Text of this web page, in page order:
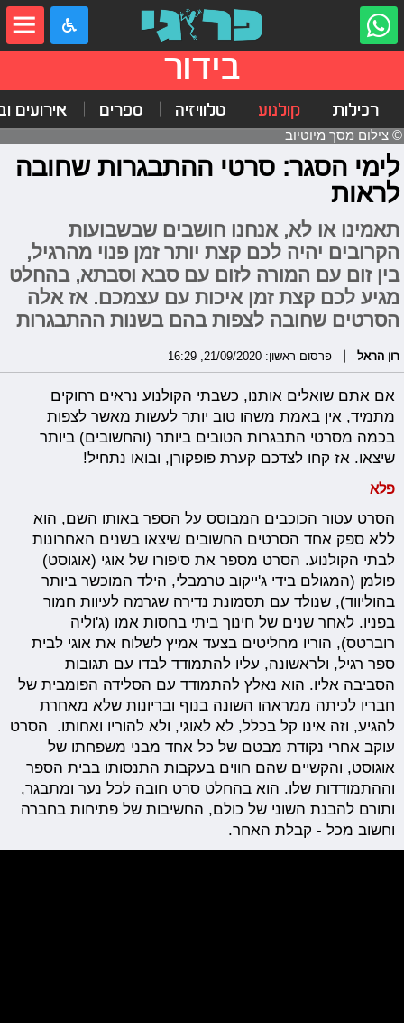
בידור
רכילות קולנוע טלוויזיה ספרים אירועים
© צילום מסך מיוטיוב
לימי הסגר: סרטי ההתבגרות שחובה
לראות
תאמינו או לא, אנחנו חושבים שבשבועות
הקרובים יהיה לכם קצת יותר זמן פנוי מהרגיל,
בין זום עם המורה לזום עם סבא וסבתא, בהחלט
מגיע לכם קצת זמן איכות עם עצמכם. אז אלה
הסרטים שחובה לצפות בהם בשנות ההתבגרות
רון הראל פרסום ראשון: 21/09/2020, 16:29
אם אתם שואלים אותנו, כשבתי הקולנוע נראים רחוקים
מתמיד, אין באמת משהו טוב יותר לעשות מאשר לצפות
בכמה מסרטי התבגרות הטובים ביותר (והחשובים) ביותר
שיצאו. אז קחו לצדכם קערת פופקורן, ובואו נתחיל!
פלא
הסרט עטור הכוכבים המבוסס על הספר באותו השם, הוא
ללא ספק אחד הסרטים החשובים שיצאו בשנים האחרונות
לבתי הקולנוע. הסרט מספר את סיפורו של אוגי (אוגוסט)
פולמן (המגולם בידי ג'ייקוב טרמבלי, הילד המוכשר ביותר
בהוליווד), שנולד עם תסמונת נדירה שגרמה לעיוות חמור
בפניו. לאחר שנים של חינוך ביתי בחסות אמו (ג'וליה
רוברטס), הוריו מחליטים בצעד אמיץ לשלוח את אוגי לבית
ספר רגיל, ולראשונה, עליו להתמודד לבדו עם תגובות
הסביבה אליו. הוא נאלץ להתמודד עם הסלידה הפומבית של
חבריו לכיתה ממראהו השונה בנוף ובריונות שלא מאחרת
להגיע, וזה אינו קל בכלל, לא לאוגי, ולא להוריו ואחותו. הסרט
עוקב אחרי נקודת מבטם של כל אחד מבני משפחתו של
אוגוסט, והקשיים שהם חווים בעקבות התנסותו בבית הספר
וההתמודדות שלו. הוא בהחלט סרט חובה לכל נער ומתבגר,
ותורם להבנת השוני של כולם, החשיבות של פתיחות בחברה
וחשוב מכל - קבלת האחר.